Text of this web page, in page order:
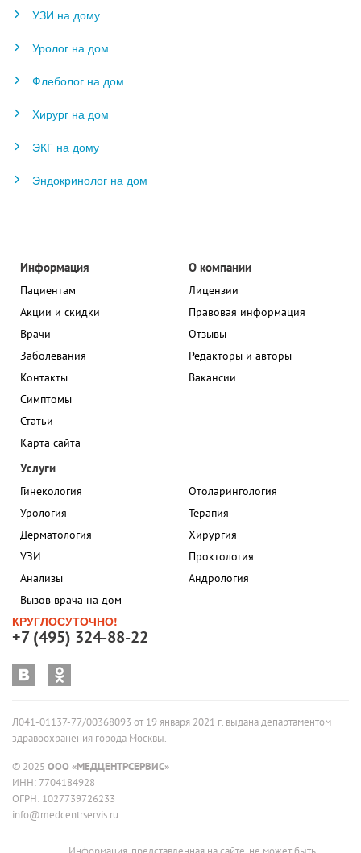
УЗИ на дому
Уролог на дом
Флеболог на дом
Хирург на дом
ЭКГ на дому
Эндокринолог на дом
Информация
Пациентам
Акции и скидки
Врачи
Заболевания
Контакты
Симптомы
Статьи
Карта сайта
О компании
Лицензии
Правовая информация
Отзывы
Редакторы и авторы
Вакансии
Услуги
Гинекология
Урология
Дерматология
УЗИ
Анализы
Вызов врача на дом
Отоларингология
Терапия
Хирургия
Проктология
Андрология
КРУГЛОСУТОЧНО!
+7 (495) 324-88-22
Л041-01137-77/00368093 от 19 января 2021 г. выдана департаментом
здравоохранения города Москвы.
© 2025 ООО «МЕДЦЕНТРСЕРВИС»
ИНН: 7704184928
ОГРН: 1027739726233
info@medcentrservis.ru